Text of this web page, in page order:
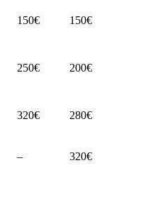
150€ 150€
250€ 200€
320€ 280€
– 320€